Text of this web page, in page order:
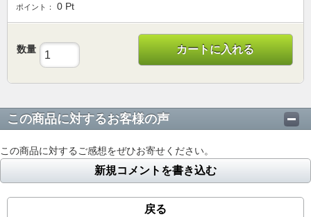
ポイント： 0 Pt
数量 カートに入れる
この商品に対するお客様の声
この商品に対するご感想をぜひお寄せください。
新規コメントを書き込む
戻る